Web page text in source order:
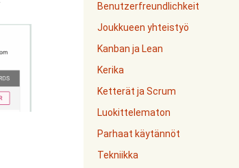
Benutzerfreundlichkeit
Joukkueen yhteistyö
Kanban ja Lean
Kerika
Ketterät ja Scrum
Luokittelematon
Parhaat käytännöt
Tekniikka